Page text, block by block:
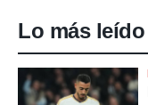
Lo más leído